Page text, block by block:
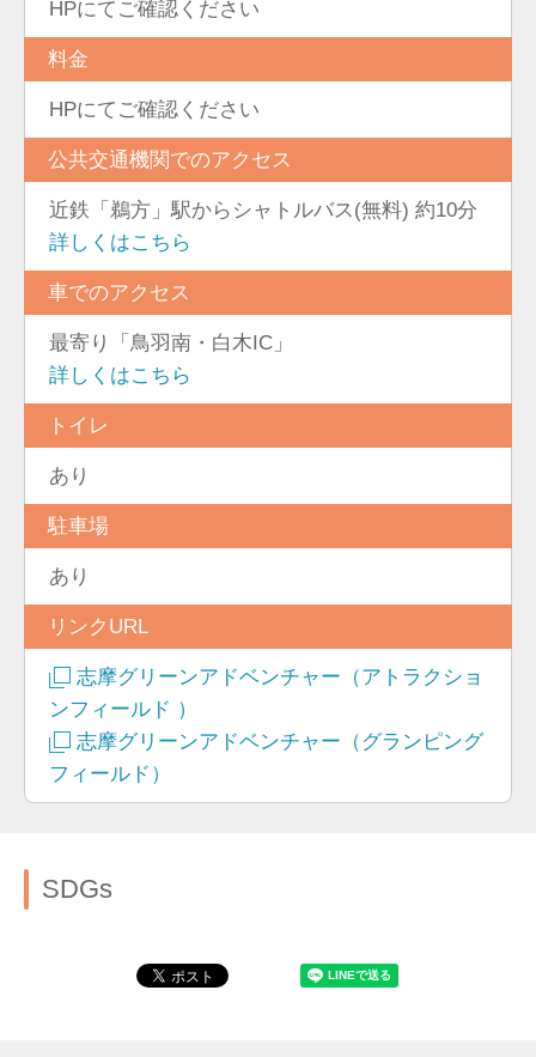
HPにてご確認ください
料金
HPにてご確認ください
公共交通機関でのアクセス
近鉄「鵜方」駅からシャトルバス(無料) 約10分
詳しくはこちら
車でのアクセス
最寄り「鳥羽南・白木IC」
詳しくはこちら
トイレ
あり
駐車場
あり
リンクURL
志摩グリーンアドベンチャー（アトラクショ
ンフィールド ）
志摩グリーンアドベンチャー（グランピング
フィールド）
SDGs